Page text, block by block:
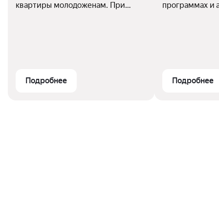
квартиры молодоженам. При
строительстве и 100% оплате,
скидка по данному предложению
Подробнее
программах и
Подробнее